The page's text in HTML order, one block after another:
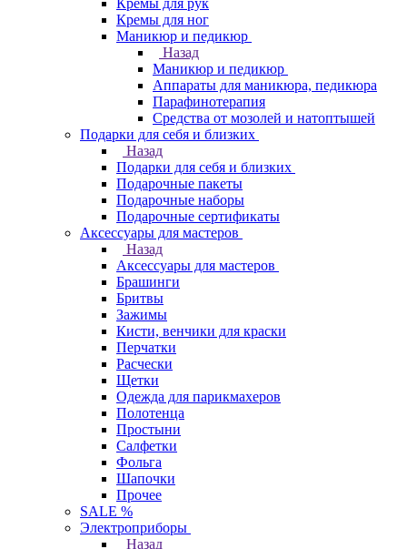
Кремы для рук
Кремы для ног
Маникюр и педикюр
Назад
Маникюр и педикюр
Аппараты для маникюра, педикюра
Парафинотерапия
Средства от мозолей и натоптышей
Подарки для себя и близких
Назад
Подарки для себя и близких
Подарочные пакеты
Подарочные наборы
Подарочные сертификаты
Аксессуары для мастеров
Назад
Аксессуары для мастеров
Брашинги
Бритвы
Зажимы
Кисти, венчики для краски
Перчатки
Расчески
Щетки
Одежда для парикмахеров
Полотенца
Простыни
Салфетки
Фольга
Шапочки
Прочее
SALE %
Электроприборы
Назад